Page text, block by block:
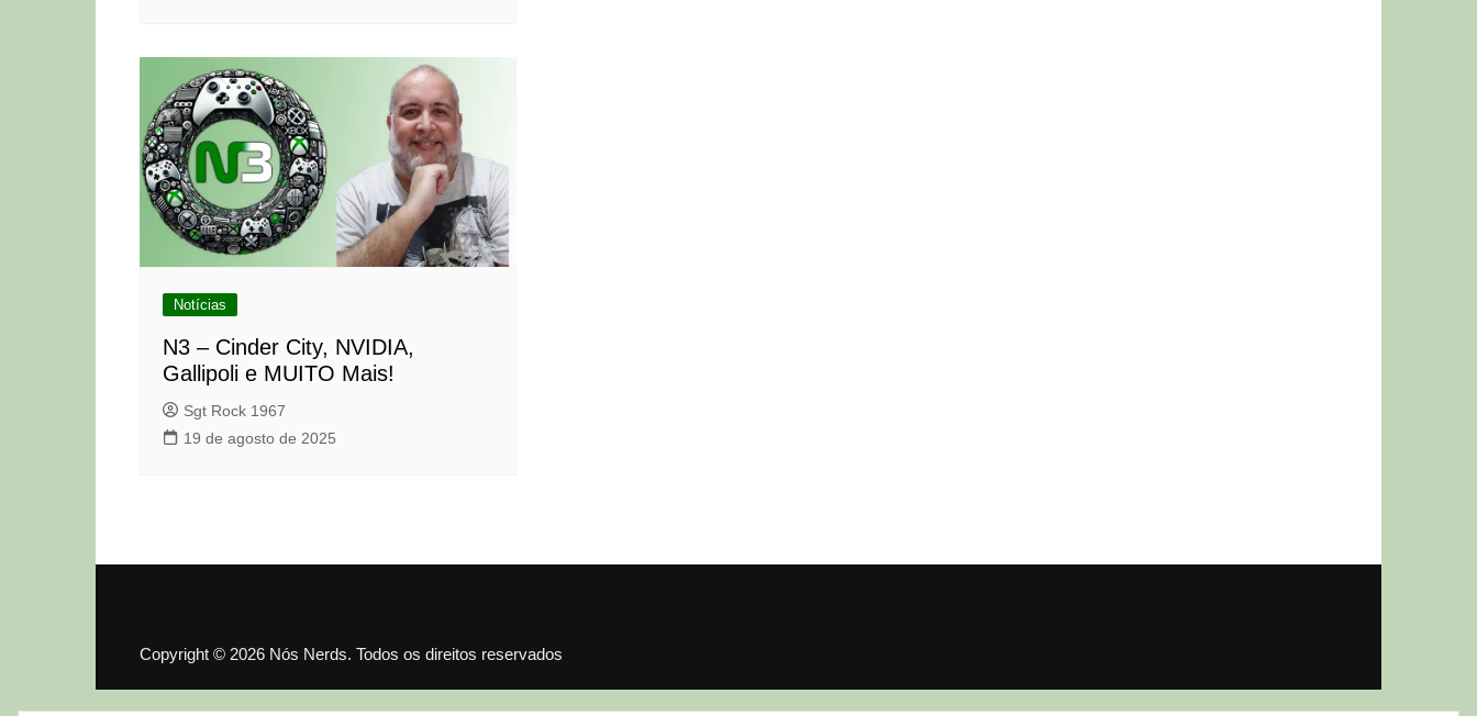
Notícias
N3 – Cinder City, NVIDIA,
Gallipoli e MUITO Mais!
Sgt Rock 1967
19 de agosto de 2025
Copyright © 2026 Nós Nerds. Todos os direitos reservados